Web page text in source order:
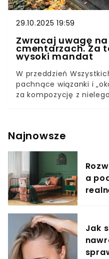
29.10.2025 19:59
Zwracaj uwagę
cmentarzach. Za
wysoki mandat
W przeddzień
pachnące wiązanki i
za kompozycję z
na grobie, a co może
Najnowsze
a
Jak